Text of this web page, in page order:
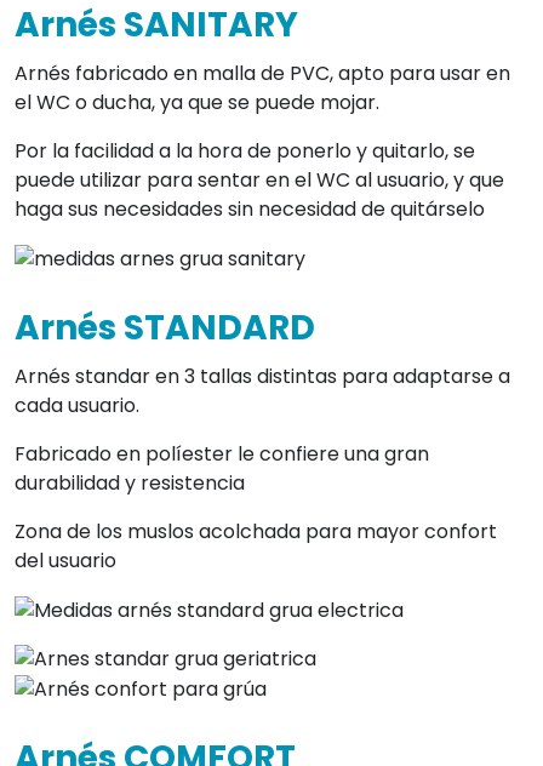
Arnés SANITARY
Arnés fabricado en malla de PVC, apto para usar en
el WC o ducha, ya que se puede mojar.
Por la facilidad a la hora de ponerlo y quitarlo, se
puede utilizar para sentar en el WC al usuario, y que
haga sus necesidades sin necesidad de quitárselo
Arnés STANDARD
Arnés standar en 3 tallas distintas para adaptarse a
cada usuario.
Fabricado en políester le confiere una gran
durabilidad y resistencia
Zona de los muslos acolchada para mayor confort
del usuario